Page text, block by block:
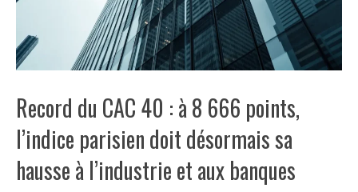
Record du CAC 40 : à 8 666 points,
l’indice parisien doit désormais sa
hausse à l’industrie et aux banques